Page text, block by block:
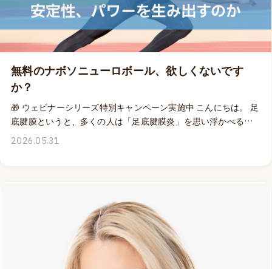
し込みをいただくと、Dr.エミリーが開発したNabosoニューロボ
ールを1個無料でプレゼントする特別キャンペーンは、今週末日
曜日、6月7日の23:59までの期間限定です。 私は、2つに割っ
たドーム状のニューロボールを洗面台の前に置いて、歯磨きを
するたびに足底の5つのポイントを刺激しているのですが、ニュ
ーロボールは、足底からの感覚入力にも、血液循環の促進に
も、ファシアへの水和作用向上にも、とにかく便利に役立って
くれる優れもの。💡 ¥5,940のニューロボールを1つ無料で、そ
れもブルーかライムイエローの好きな色を選んでゲットでき
ね！ 👉 Dr.エミリーのイベント詳細はこちら
無料のナボソニューロボール、欲しくないです
か？
🎁 ウェビナーシリーズ特別キャンペーン実施中 こんにちは。 足
底腱膜というと、多くの人は「足底腱膜炎」を思い浮かべるか
もしれません。 しかし、足底腱膜は単なる痛みの原因となる組
ターなど、あらゆる動きの専門家にとって価値のある知識だと
思います。 そして、このテーマについて学ぶ講師として、Dr.エ
ミリー・スプリカルほど適任な人物はなかなかいません。
NABOSOの開発者であり、機能的足病医であり、ヒューマンム
ーブメント専門家でもあるDr.エミリーは、長年にわたり足部機
2026.05.31